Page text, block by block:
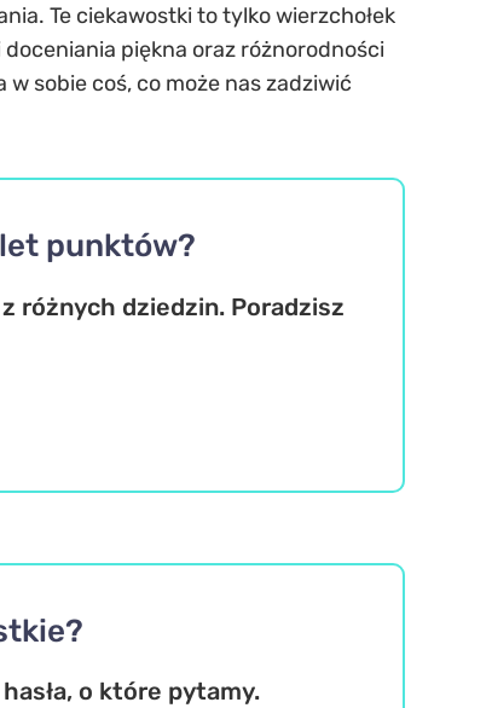
Te ciekawostki to tylko wierzchołek
piękna oraz różnorodności
sobie coś, co może nas zadziwić
punktów?
różnych dziedzin. Poradzisz
o które pytamy.